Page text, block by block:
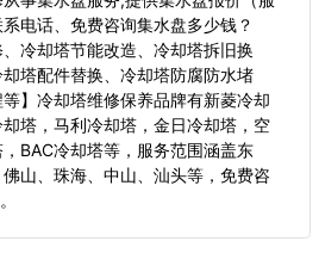
电话、免费咨询集水盘多少钱？
、冷却塔节能改造、冷却塔拆旧换
塔配件替换、冷却塔防腐防水堵
】冷却塔维修保养品牌有新菱冷却
塔，马利冷却塔，金日冷却塔，空
BAC冷却塔等，服务范围涵盖东
山、珠海、中山、汕头等， 免费咨
。